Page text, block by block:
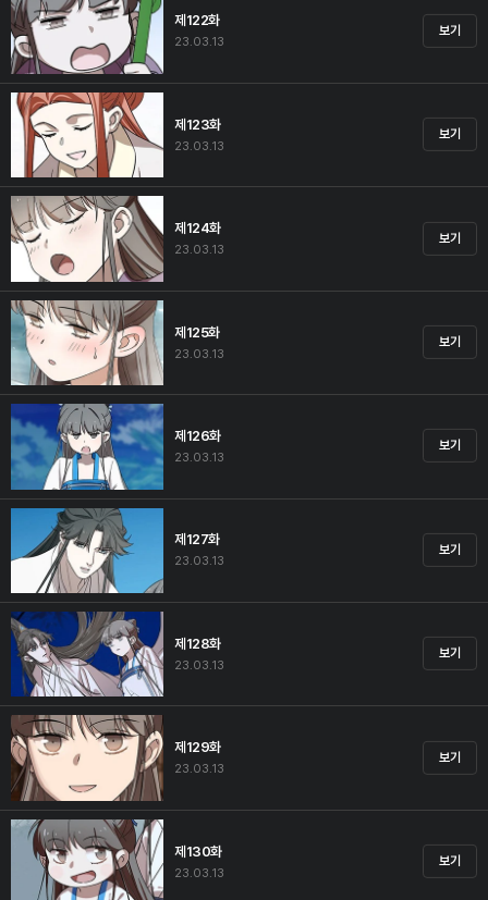
제122화
23.03.13
보기
제123화
23.03.13
보기
제124화
23.03.13
보기
제125화
23.03.13
보기
제126화
23.03.13
보기
제127화
23.03.13
보기
제128화
23.03.13
보기
제129화
23.03.13
보기
제130화
23.03.13
보기